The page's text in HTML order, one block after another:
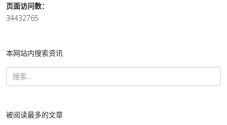
页面访问数：
34432765
本网站内搜索资讯
被阅读最多的文章